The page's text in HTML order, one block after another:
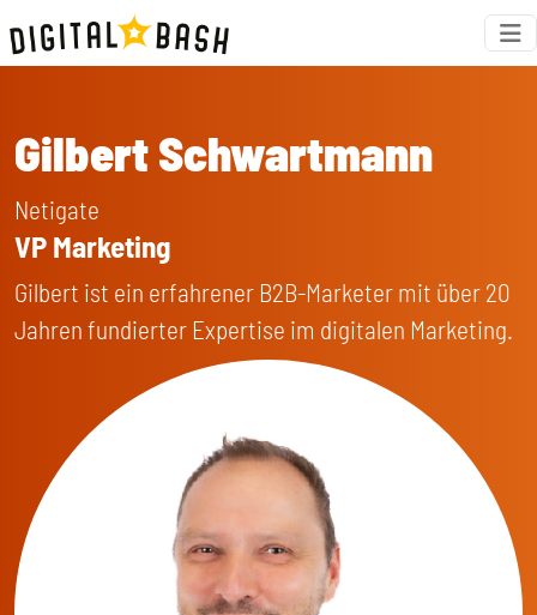
Gilbert Schwartmann
Netigate
VP Marketing
Gilbert ist ein erfahrener B2B-Marketer mit über 20
Jahren fundierter Expertise im digitalen Marketing.